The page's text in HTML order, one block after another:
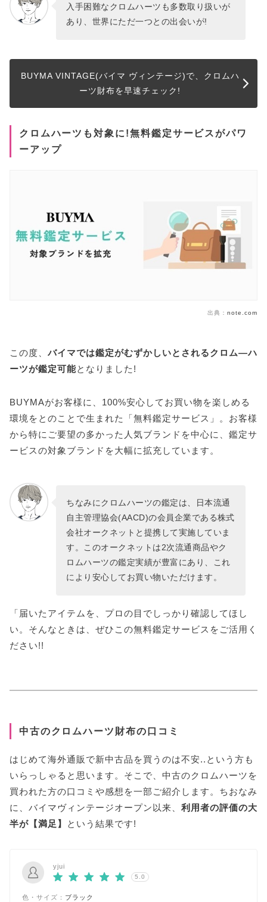
入手困難なクロムハーツも多数取り扱いが
あり、世界にただ一つとの出会いが!
BUYMA VINTAGE(バイマ ヴィンテージ)で、クロムハ
ーツ財布を早速チェック!
クロムハーツも対象に!無料鑑定サービスがパワ
ーアップ
出典： note.com
この度、 バイマでは鑑定がむずかしいとされるクロム―ハ
ーツが鑑定可能となりました!
BUYMAがお客様に、100%安心してお買い物を楽しめる
環境をとのことで生まれた「無料鑑定サービス」。お客様
から特にご要望の多かった人気ブランドを中心に、鑑定サ
ービスの対象ブランドを大幅に拡充しています。
ちなみにクロムハーツの鑑定は、日本流通
自主管理協会(AACD)の会員企業である株式
会社オークネットと提携して実施していま
す。このオークネットは2次流通商品やク
ロムハーツの鑑定実績が豊富にあり、これ
により安心してお買い物いただけます。
「届いたアイテムを、プロの目でしっかり確認してほし
い。そんなときは、ぜひこの無料鑑定サービスをご活用く
ださい!!
中古のクロムハーツ財布の口コミ
はじめて海外通販で新中古品を買うのは不安..という方も
いらっしゃると思います。そこで、中古のクロムハーツを
買われた方の口コミや感想を一部ご紹介します。ちおなみ
に、バイマヴィンテージオープン以来、 利用者の評価の大
半が【満足】
という結果です!
yjui
5.0
色・サイズ： ブラック